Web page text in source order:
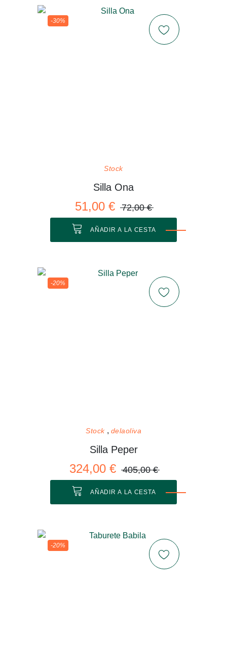
-30%
Stock
Silla Ona
51,00 € 72,00 €
AÑADIR A LA CESTA
-20%
Stock delaoliva
Silla Peper
324,00 € 405,00 €
AÑADIR A LA CESTA
-20%